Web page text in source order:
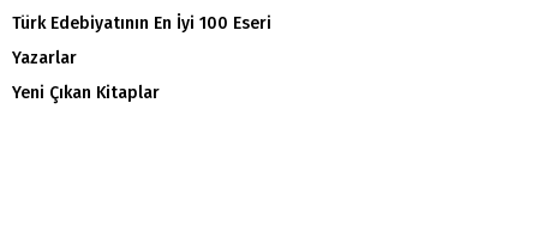
Türk Edebiyatının En İyi 100 Eseri
Yazarlar
Yeni Çıkan Kitaplar